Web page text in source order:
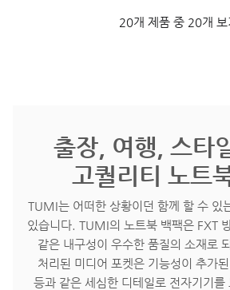
20개 제품 중 20개 보
출장, 여행, 스타
고퀄리티 노트
TUMI는 어떠한 상황이던 함께 할 수 있
있습니다. TUMI의 노트북 백팩은 FXT
같은 내구성이 우수한 품질의 소재로
처리된 미디어 포켓은 기능성이 추가
등과 같은 세심한 디테일로 전자기기를